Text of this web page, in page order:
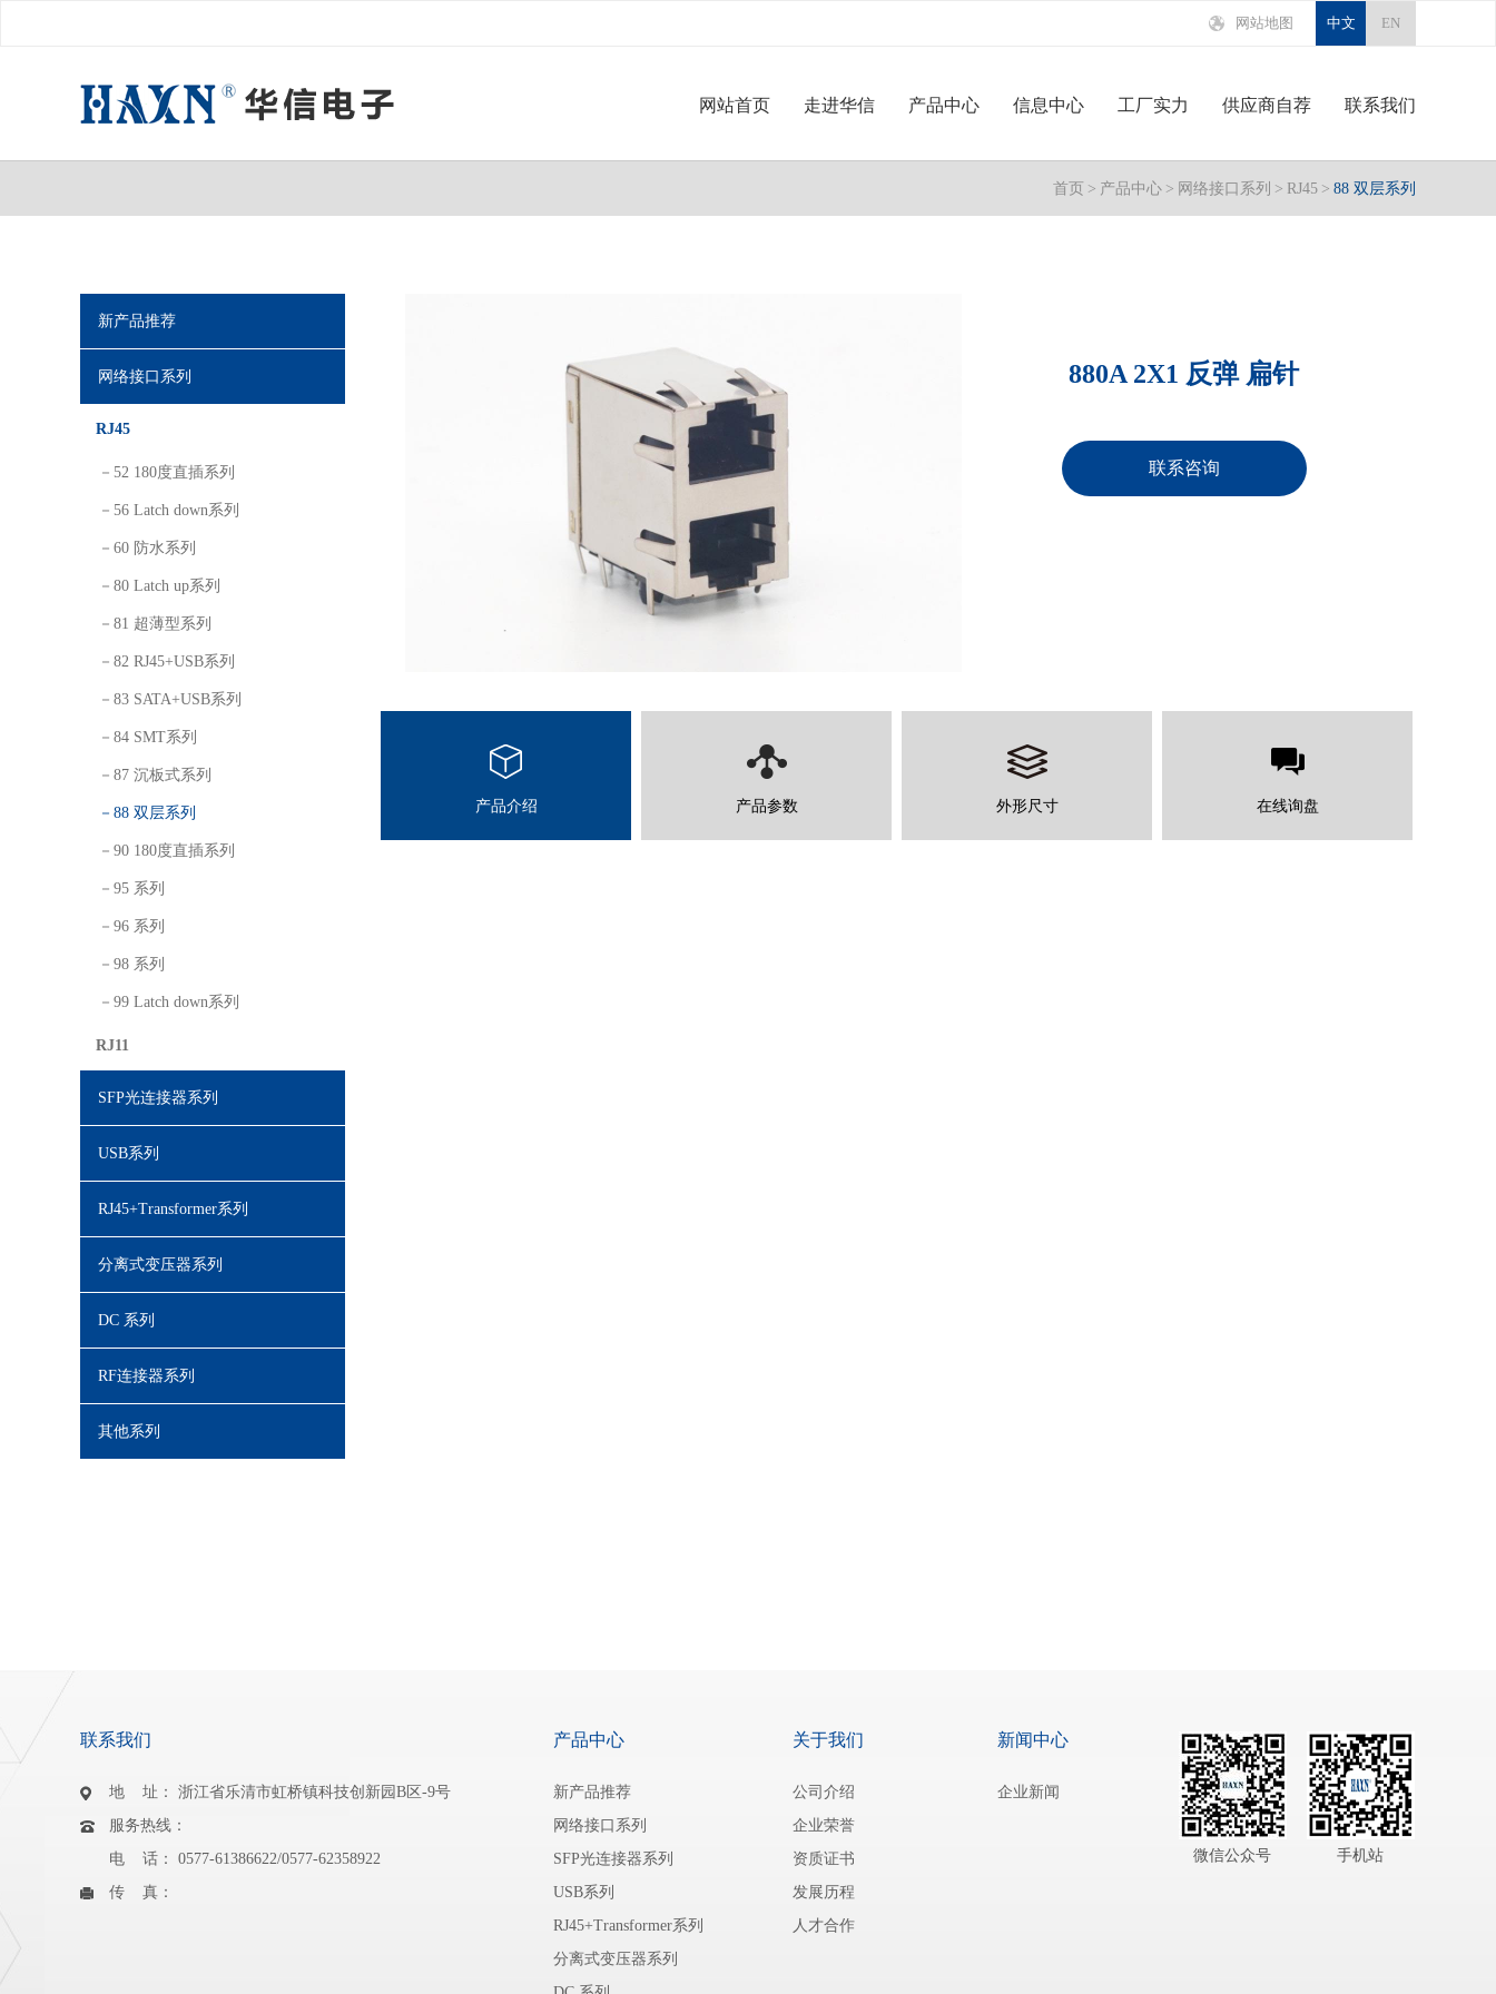
网站地图 中文 EN
网站首页 走进华信 产品中心 信息中心 工厂实力 供应商自荐 联系我们
首页 > 产品中心 > 网络接口系列 > RJ45 > 88 双层系列
新产品推荐
网络接口系列
RJ45
－52 180度直插系列
－56 Latch down系列
－60 防水系列
－80 Latch up系列
－81 超薄型系列
－82 RJ45+USB系列
－83 SATA+USB系列
－84 SMT系列
－87 沉板式系列
－88 双层系列
－90 180度直插系列
－95 系列
－96 系列
－98 系列
－99 Latch down系列
RJ11
SFP光连接器系列
USB系列
RJ45+Transformer系列
分离式变压器系列
DC 系列
RF连接器系列
其他系列
880A 2X1 反弹 扁针
联系咨询
产品介绍 产品参数 外形尺寸 在线询盘
联系我们
地 址： 浙江省乐清市虹桥镇科技创新园B区-9号
服务热线：
电 话： 0577-61386622/0577-62358922
传 真：
产品中心
新产品推荐
网络接口系列
SFP光连接器系列
USB系列
RJ45+Transformer系列
分离式变压器系列
关于我们
公司介绍
企业荣誉
资质证书
发展历程
人才合作
新闻中心
企业新闻
微信公众号 手机站